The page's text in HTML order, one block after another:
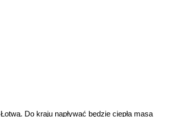
Do kraju napływać będzie ciepła masa